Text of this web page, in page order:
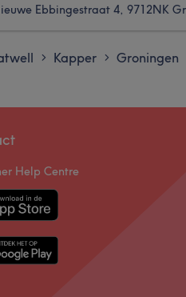
Ebbingestraat 4, 9712NK
> Kapper > Groningen
Help Centre